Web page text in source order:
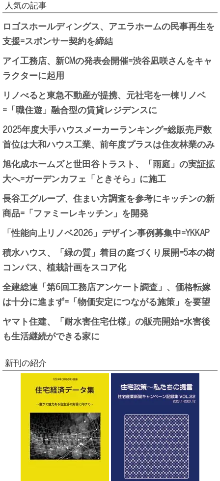
人気の記事
ロゴスホールディングス、アエラホームの民事再生を
支援=スポンサー契約を締結
アイ工務店、新CMの発表会開催=渋谷凪咲さんをキャ
ラクターに起用
リノべると東急不動産が提携、元社宅を一棟リノベ
=「職住遊」融合型の賃貸レジデンスに
2025年度大手ハウスメーカーランキング=総販売戸数
首位は大和ハウス工業、前年度プラスは住友林業のみ
旭化成ホームズと世田谷トラスト、「雨庭」の実証拡
大へ=ガーデンカフェ「ときそら」に施工
長谷工グループ、住まい方調査を参考にキッチンの新
商品=「ファミーレキッチン」を開発
「性能向上リノベ2026」デザイン事例募集中=YKKAP
積水ハウス、「緑の質」着目の庭づくり展開=5本の樹
コンパス、植栽計画をスコア化
全建総連「第6回工務店アンケート調査」、価格転嫁
は十分に進まず=「物価安定につながる施策」を要望
ヤマト住建、「耐水害住宅仕様」の販売開始=水害後
も生活継続ができる家に
新刊の紹介